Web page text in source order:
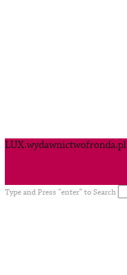
LUX.wydawnictwofronda.pl
Type and Press “enter” to Search